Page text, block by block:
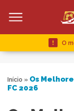
O
Início » Os
FC 2026